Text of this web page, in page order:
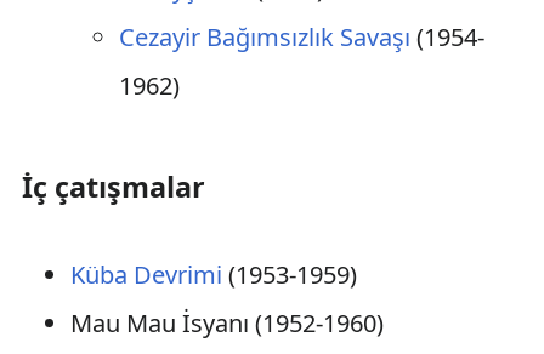
Cezayir Bağımsızlık Savaşı (1954-
1962)
İç çatışmalar
Küba Devrimi (1953-1959)
Mau Mau İsyanı (1952-1960)